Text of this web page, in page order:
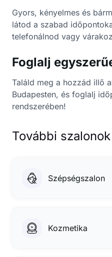
Gyors, kényelmes és
látod a szabad
telefonálnod vagy
Foglalj
Találd meg a hozzád illő
Budapesten, és foglalj
rendszerében!
További
Szépségszalon
Kozmetika